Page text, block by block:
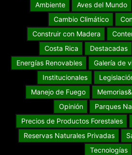
Ambiente
Aves del Mundo
Cambio Climático
Construir con Madera
Costa Rica
Destacadas
Energías Renovables
Galería de
Institucionales
Manejo de Fuego
Opinión
Parques
Precios de Productos Forestales
Reservas Naturales Privadas
Tecnologías